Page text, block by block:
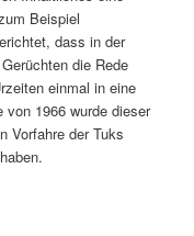
Beispiel
dass in der
die Rede
einmal in eine
von 1966 wurde dieser
Vorfahre der Tuks